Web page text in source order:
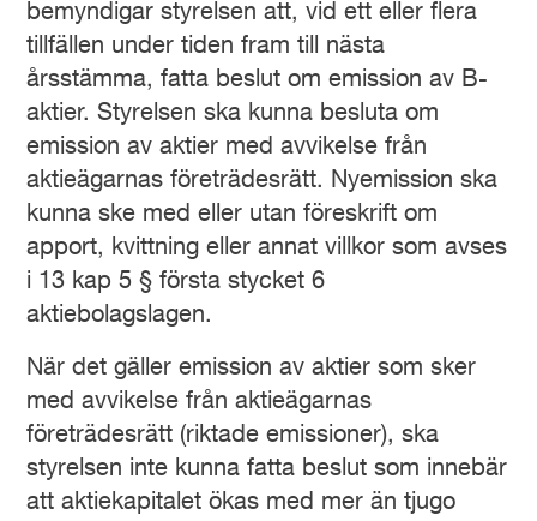
bemyndigar styrelsen att, vid ett eller flera
tillfällen under tiden fram till nästa
årsstämma, fatta beslut om emission av B-
aktier. Styrelsen ska kunna besluta om
emission av aktier med avvikelse från
aktieägarnas företrädesrätt. Nyemission ska
kunna ske med eller utan föreskrift om
apport, kvittning eller annat villkor som avses
i 13 kap 5 § första stycket 6
aktiebolagslagen.
När det gäller emission av aktier som sker
med avvikelse från aktieägarnas
företrädesrätt (riktade emissioner), ska
styrelsen inte kunna fatta beslut som innebär
att aktiekapitalet ökas med mer än tjugo